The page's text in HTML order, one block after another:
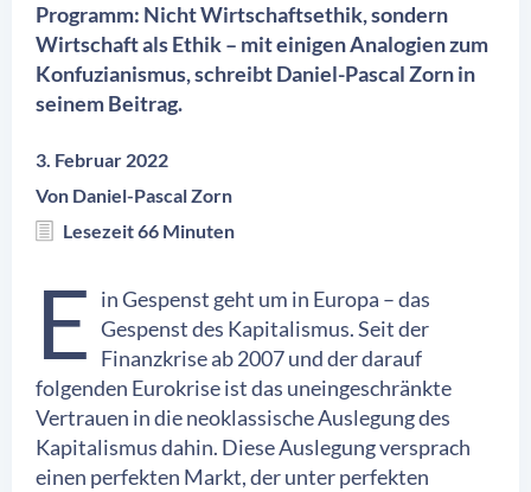
Programm: Nicht Wirtschaftsethik, sondern
Wirtschaft als Ethik – mit einigen Analogien zum
Konfuzianismus, schreibt Daniel-Pascal Zorn in
seinem Beitrag.
3. Februar 2022
Von Daniel-Pascal Zorn
Lesezeit 66 Minuten
E in Gespenst geht um in Europa – das
Gespenst des Kapitalismus. Seit der
Finanzkrise ab 2007 und der darauf
folgenden Eurokrise ist das uneingeschränkte
Vertrauen in die neoklassische Auslegung des
Kapitalismus dahin. Diese Auslegung versprach
einen perfekten Markt, der unter perfekten